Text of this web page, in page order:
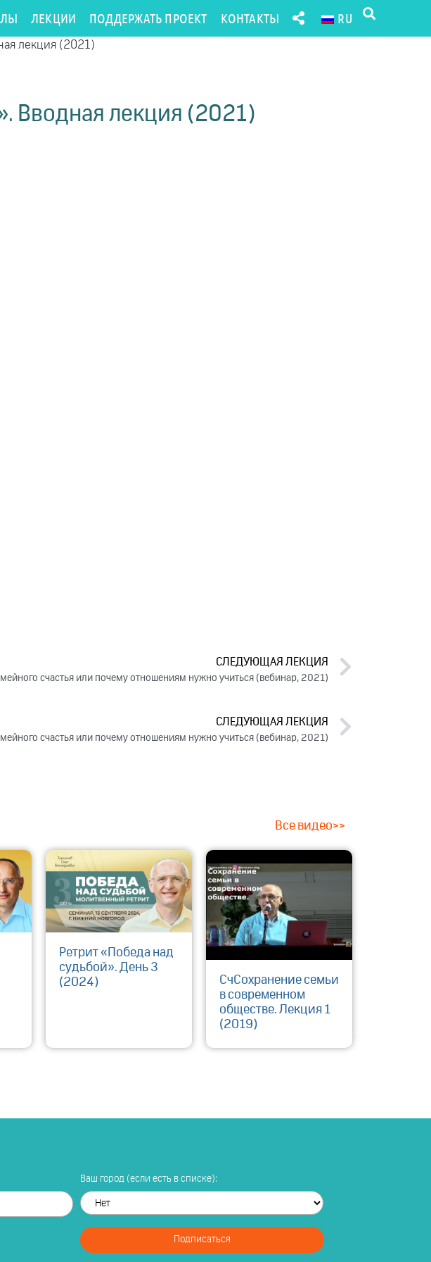
ЛЕКЦИИ ПОДДЕРЖАТЬ ПРОЕКТ КОНТАКТЫ RU
лекция (2021)
Вводная лекция (2021)
СЛЕДУЮЩАЯ ЛЕКЦИЯ
счастья или почему отношениям нужно учиться (вебинар, 2021)
СЛЕДУЮЩАЯ ЛЕКЦИЯ
счастья или почему отношениям нужно учиться (вебинар, 2021)
Все видео>>
Ретрит «Победа над
судьбой». День 3
(2024)
СчСохранение семьи
в современном
обществе. Лекция 1
(2019)
Ваш город (если есть в списке):
Подписаться